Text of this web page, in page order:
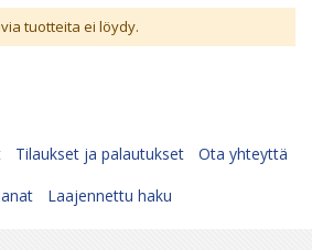
tuotteita ei löydy.
Tilaukset ja palautukset
Ota yhteyttä
Laajennettu haku